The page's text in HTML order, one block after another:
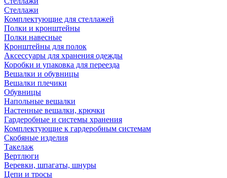
Стеллажи
Комплектующие для стеллажей
Полки и кронштейны
Полки навесные
Кронштейны для полок
Аксессуары для хранения одежды
Коробки и упаковка для переезда
Вешалки и обувницы
Вешалки плечики
Обувницы
Напольные вешалки
Настенные вешалки, крючки
Гардеробные и системы хранения
Комплектующие к гардеробным системам
Скобяные изделия
Такелаж
Вертлюги
Веревки, шпагаты, шнуры
Цепи и тросы